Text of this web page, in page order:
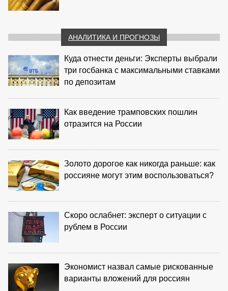
АНАЛИТИКА И ПРОГНОЗЫ
Куда отнести деньги: Эксперты выбрали
три госбанка с максимальными ставками
по депозитам
Как введение трамповских пошлин
отразится на России
Золото дорогое как никогда раньше: как
россияне могут этим воспользоваться?
Скоро ослабнет: эксперт о ситуации с
рублем в России
Экономист назвал самые рискованные
варианты вложений для россиян